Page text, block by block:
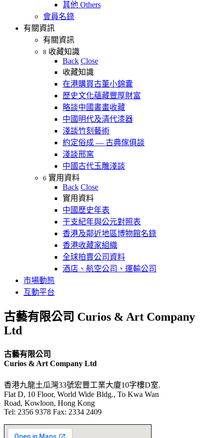
其他 Others
會員名錄
有關資訊
有關資訊
8 收藏知識
Back Close
收藏知識
在港購買古董小錦囊
歷史文化蘊藏豐厚財富
略談中國書畫收藏
中國明代及清代漆器
淺談竹刻藝術
約定俗成 — 古典傢俱談
淺談邢窯
中國古代玉雕淺談
6 實用資料
Back Close
實用資料
中國歷史年表
干支紀年與公元對照表
香港及鄰近地區博物館名錄
香港收藏家組織
全球拍賣公司資料
酒店、航空公司、運輸公司
市場動態
互動平台
古藝有限公司 Curios & Art Company
Ltd
古藝有限公司
Curios & Art Company Ltd
香港九龍土瓜灣33號宏豐工業大廈10字樓D室.
Flat D, 10 Floor, World Wide Bldg., To Kwa Wan
Road, Kowloon, Hong Kong
Tel: 2356 9378 Fax: 2334 2409